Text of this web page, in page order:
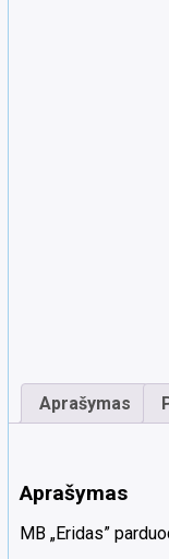
Aprašymas
Aprašymas
MB „Eridas”